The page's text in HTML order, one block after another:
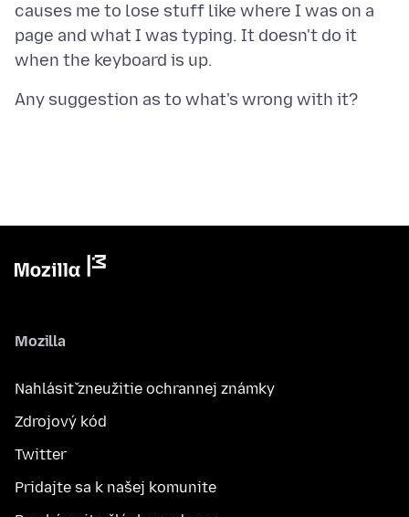
causes me to lose stuff like where I was on a
page and what I was typing. It doesn't do it
Mozilla
Nahlásiť zneužitie ochrannej známky
Zdrojový kód
Twitter
Pridajte sa k našej komunite